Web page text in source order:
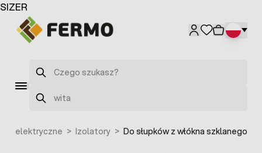
Przejdź do treści
Szukaj
Szukaj
elektryczne > Izolatory > Do słupków z włókna szklanego
SIZER